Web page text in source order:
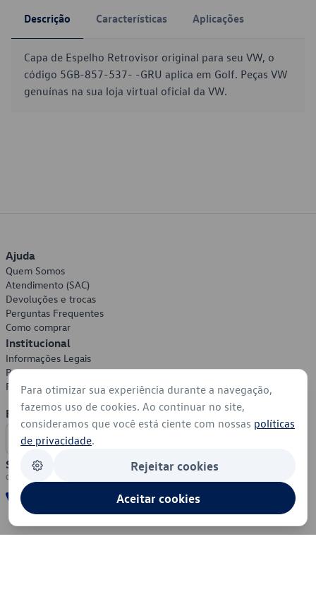
Descrição Características Aplicações
Capa de Espelho Retrovisor original para seu VW, o
código 5GB-857-537- -GRU aplica em Golf. Peças VW
genuínas na sua loja virtual oficial da VW.
Ajuda
Quem Somos
Atendimento (SAC)
Devoluções e trocas
Perguntas Frequentes
Como comprar
Institucional
Informações Legais
Política de Privacidade
Política de Cookies
Formas de Pagamento
Segurança
Para otimizar sua experiência durante a navegação,
fazemos uso de cookies. Ao continuar no site,
consideramos que você está ciente com nossas políticas
de privacidade.
Rejeitar cookies
Aceitar cookies